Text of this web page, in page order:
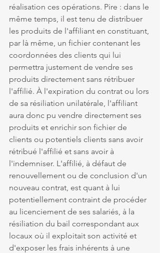
réalisation ces opérations. Pire : dans le
même temps, il est tenu de distribuer
les produits de l'affiliant en constituant,
par là même, un fichier contenant les
coordonnées des clients qui lui
permettra justement de vendre ses
produits directement sans rétribuer
l'affilié. À l'expiration du contrat ou lors
de sa résiliation unilatérale, l'affiliant
aura donc pu vendre directement ses
produits et enrichir son fichier de
clients ou potentiels clients sans avoir
rétribué l'affilié et sans avoir à
l'indemniser. L'affilié, à défaut de
renouvellement ou de conclusion d'un
nouveau contrat, est quant à lui
potentiellement contraint de procéder
au licenciement de ses salariés, à la
résiliation du bail correspondant aux
locaux où il exploitait son activité et
d'exposer les frais inhérents à une